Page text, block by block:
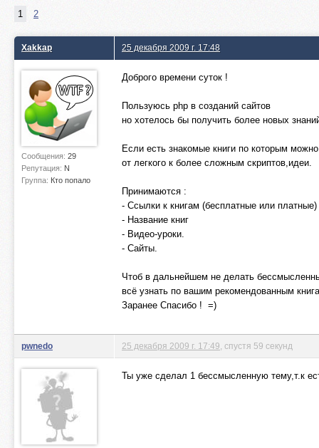
1
2
Xakkap
Сообщения: 29
Репутация: N
Группа: Кто попало
25 декабря 2009 г. 17:48
Доброго времени суток !
Пользуюсь php в созданий сайтов
но хотелось бы получить более новых
Если есть знакомые книги по которым
от легкого к более сложным скриптов,идеи.
Принимаются :
- Ссылки к книгам (бесплатные или платные)
- Название книг
- Видео-уроки.
- Сайты.
Чтоб в дальнейшем не делать
всё узнать по вашим рекомендованным
Заранее Спасибо ! =)
pwnedo 25 декабря 2009 г. 17:49 , спустя 59 секунд
Ты уже сделал 1 бессмысленную тему,т.к